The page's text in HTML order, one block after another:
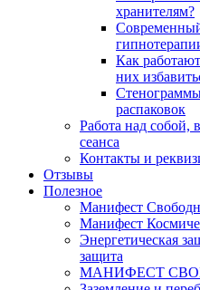
хранителям?
Как
них
Стенограммы
распаковок
Работа над собой,
сеанса
Контакты и
Отзывы
Полезное
Манифест
Манифест
Энергетическая
защита
МАНИФЕСТ